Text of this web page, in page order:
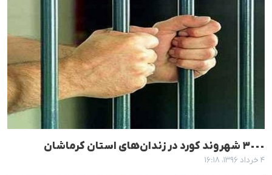
٣٠٠٠ شهروند کورد در زندان‌های استان کرماشان
۴ خرداد ۱۳۹۶، ۱۶:۱۸